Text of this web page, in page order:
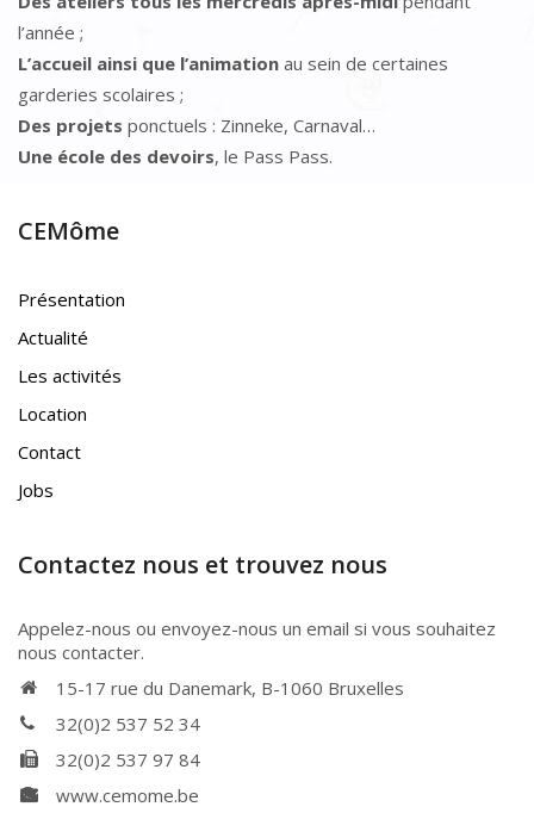
l’année ;
L’accueil ainsi que l’animation au sein de certaines
garderies scolaires ;
Des projets ponctuels : Zinneke, Carnaval…
Une école des devoirs, le Pass Pass.
CEMôme
Présentation
Actualité
Les activités
Location
Contact
Jobs
Contactez nous et trouvez nous
Appelez-nous ou envoyez-nous un email si vous souhaitez
nous contacter.
15-17 rue du Danemark, B-1060 Bruxelles
32(0)2 537 52 34
32(0)2 537 97 84
www.cemome.be